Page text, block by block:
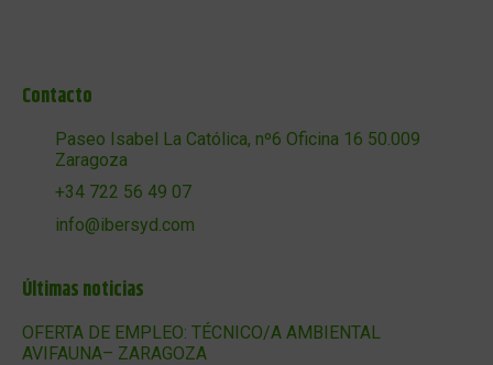
Contacto
Paseo Isabel La Católica, nº6 Oficina 16 50.009
Zaragoza
+34 722 56 49 07
info@ibersyd.com
Últimas noticias
OFERTA DE EMPLEO: TÉCNICO/A AMBIENTAL
AVIFAUNA– ZARAGOZA